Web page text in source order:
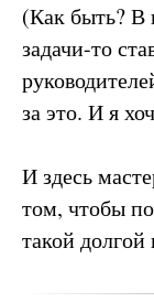
(Как быть? В
задачи-то
за это. И я
И здесь
том, чтобы
такой долгой